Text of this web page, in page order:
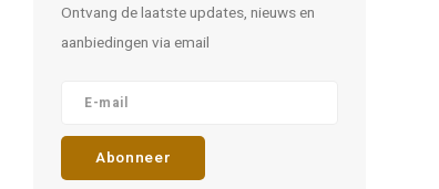
Ontvang de laatste updates, nieuws en
aanbiedingen via email
Abonneer